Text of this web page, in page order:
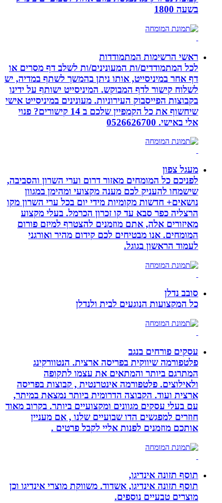
בשעה 1800
ראשי הרשימות המתמודדות
לכל המתמודדים/ות המעונינים/ות לשלב דף מסרים או
דף אחר במיניסייט, אותו ניתן בהמשך לשתף במדיה, יש
לשלוח קישור לדף המבוקש. המיניסייט ישותף על ידינו
בקבוצות הפייסבוק העירוניות. מעונינים במיניסייט אישי
שיחשוף את כל הקמפיין שלכם ב 14 קישורים? פנוי
אלי באישי. 0526626700
מעגל צפון
לפניכם כל המומחים מאזור דרום וערי השרון והסביבה,
שישמחו להעניק לכם מענה מקצועי ומהימן במגוון
נושאים+ חדשות מקומיות מידי יום בכל ערי השרון מקו
הרצליה כפר סבא עד קו זכרון הכרמל. בעלי מקצוע
מאיזורים אלה, אתם מוזמנים להצטרף למיזם פורום
המומחים. אנו מבטיחים לכם קידום מהיר ואורגני
לעמוד הראשון בגוגל.
סובב נדלן
כל המקצועות הנוגעים לבית ולנדלן
עסקים פורחים בנגב
פלטפורמה שיווקית בפריסה ארצית. הנטוורקינג
המתרגם ביותר והמתאים את עצמו לתקופה
ולאילוצים. פלטפורמה אינטרנטית , קבוצות בפריסה
ארצית ועוד. הקבוצה הדרומית ביותר נמצאת במיתר,
עם בעלי עסקים מגוונים ומקצועיים ביותר. בקרוב מאוד
חוזרים למפגשים הדו שבועיים שלנו , אם מעניין
אותכם מוזמנים לפנות אליי לקבל פרטים .
תוסף תזונה אינדיגו,
תוסף תזונה אינדיגו, אשדוד. משווקת מוצרי אינדיגו וכן
מוצרים טבעיים נוספים.